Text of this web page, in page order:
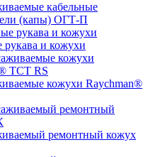
кабельные
(капы) ОГТ-П
рукава и кожухи
кожухи Raychman®
ремонтный кожух